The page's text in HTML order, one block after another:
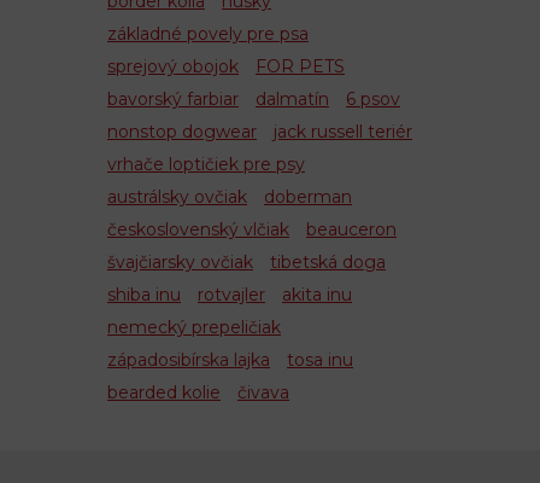
základné povely pre psa
sprejový obojok
FOR PETS
bavorský farbiar
dalmatín
6 psov
nonstop dogwear
jack russell teriér
vrhače loptičiek pre psy
austrálsky ovčiak
doberman
československý vlčiak
beauceron
švajčiarsky ovčiak
tibetská doga
shiba inu
rotvajler
akita inu
nemecký prepeličiak
západosibírska lajka
tosa inu
bearded kolie
čivava